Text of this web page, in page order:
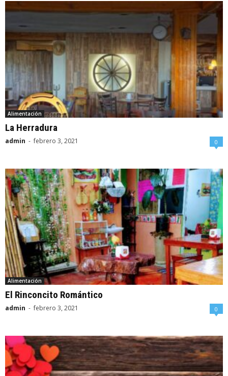
Alimentación
La Herradura
admin - febrero 3, 2021 0
Alimentación
El Rinconcito Romántico
admin - febrero 3, 2021 0